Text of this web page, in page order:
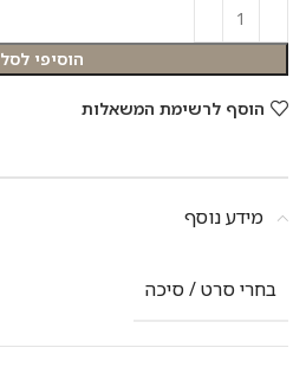
הוסיפי לסל
הוסף לרשימת המשאלות
מידע נוסף
בחרי סרט / סיכה